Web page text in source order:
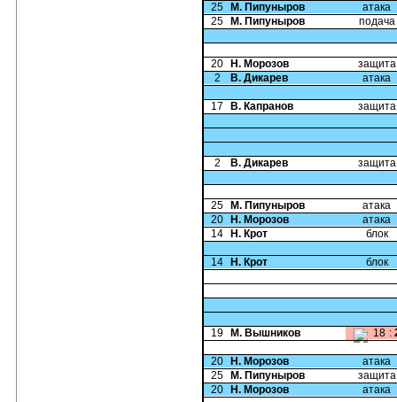
25
М. Пипуныров
атака
25
М. Пипуныров подача
20 Н. Морозов
защита
2
В. Дикарев атака
17 В. Капранов защита
2 В. Дикарев защита
25 М. Пипуныров
атака
20
Н. Морозов
атака
14
Н. Крот блок
14 Н. Крот блок
19 М. Вышников 18 :
20 Н. Морозов
атака
25
М. Пипуныров
защита
20
Н. Морозов атака